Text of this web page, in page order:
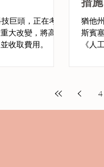
巨頭，正在考慮
大改變，將高級
收取費用。
猶他
斯賓
《人
案》
4